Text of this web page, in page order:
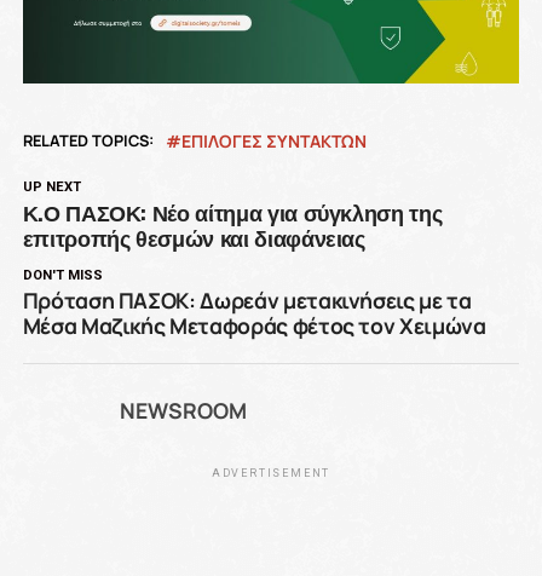
RELATED TOPICS: ΕΠΙΛΟΓΕΣ ΣΥΝΤΑΚΤΩΝ
UP NEXT
Κ.Ο ΠΑΣΟΚ: Νέο αίτημα για σύγκληση της
επιτροπής θεσμών και διαφάνειας
DON'T MISS
Πρόταση ΠΑΣΟΚ: Δωρεάν μετακινήσεις με τα
Μέσα Μαζικής Μεταφοράς φέτος τον Χειμώνα
NEWSROOM
ADVERTISEMENT